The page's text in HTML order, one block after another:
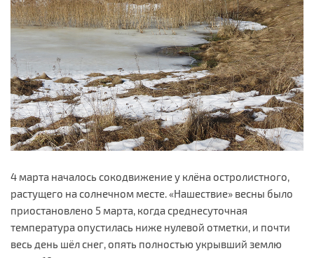
4 марта началось сокодвижение у клёна остролистного,
растущего на солнечном месте. «Нашествие» весны было
приостановлено 5 марта, когда среднесуточная
температура опустилась ниже нулевой отметки, и почти
весь день шёл снег, опять полностью укрывший землю